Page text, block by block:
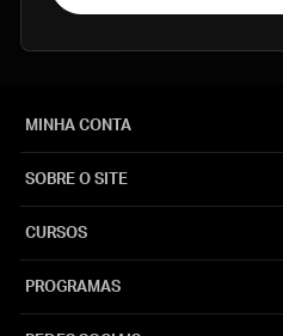
MINHA CONTA
SOBRE O SITE
CURSOS
PROGRAMAS